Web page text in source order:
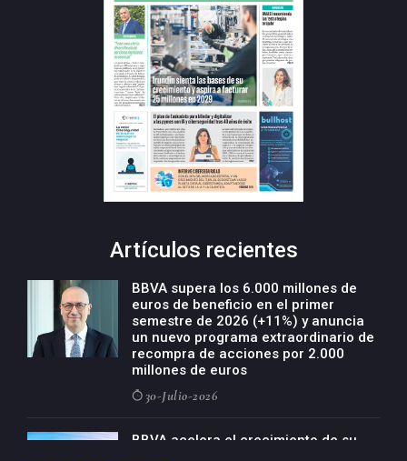
Artículos recientes
BBVA supera los 6.000 millones de
euros de beneficio en el primer
semestre de 2026 (+11%) y anuncia
un nuevo programa extraordinario de
recompra de acciones por 2.000
millones de euros
30-Julio-2026
BBVA acelera el crecimiento de su